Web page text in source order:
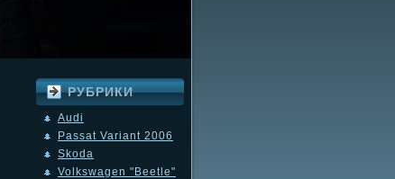
РУБРИКИ
Audi
Passat Variant 2006
Skoda
Volkswagen "Beetle"